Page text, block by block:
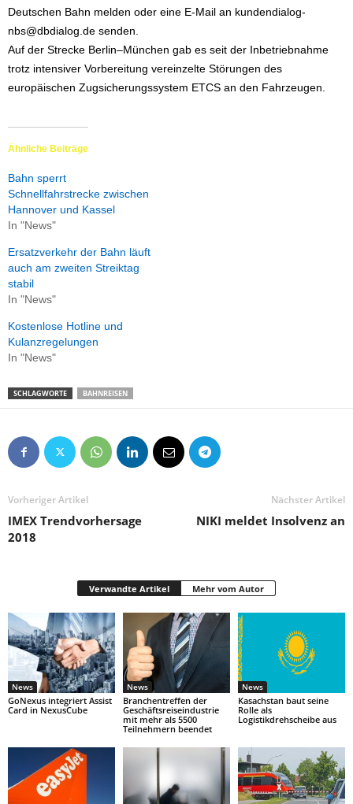
Deutschen Bahn melden oder eine E-Mail an kundendialog-
nbs@dbdialog.de senden.
Auf der Strecke Berlin–München gab es seit der Inbetriebnahme
trotz intensiver Vorbereitung vereinzelte Störungen des
europäischen Zugsicherungssystem ETCS an den Fahrzeugen.
Ähnliche Beiträge
Bahn sperrt
Schnellfahrstrecke zwischen
Hannover und Kassel
In "News"
Ersatzverkehr der Bahn läuft
auch am zweiten Streiktag
stabil
In "News"
Kostenlose Hotline und
Kulanzregelungen
In "News"
SCHLAGWORTE BAHNREISEN
Vorheriger Artikel
IMEX Trendvorhersage
2018
Nächster Artikel
NIKI meldet Insolvenz an
Verwandte Artikel Mehr vom Autor
News
GoNexus integriert Assist
Card in NexusCube
News
Branchentreffen der
Geschäftsreiseindustrie
mit mehr als 5500
Teilnehmern beendet
News
Kasachstan baut seine
Rolle als
Logistikdrehscheibe aus